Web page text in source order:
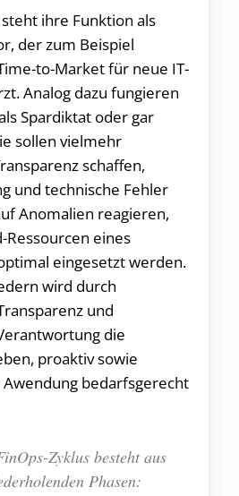
ihre Funktion als
der zum Beispiel
to-Market für neue IT-
Analog dazu fungieren
Spardiktat oder gar
sollen vielmehr
schaffen,
und technische Fehler
Anomalien reagieren,
Ressourcen eines
eingesetzt werden.
wird durch
und
die
proaktiv sowie
bedarfsgerecht
Zyklus besteht aus
Phasen: